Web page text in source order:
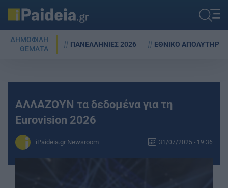
ΔΗΜΟΦΙΛΗ
ΘΕΜΑΤΑ
ΠΑΝΕΛΛΗΝΙΕΣ 2026 ΕΘΝΙΚΟ ΑΠΟΛΥΤΗΡΙΟ
ΑΛΛΑΖΟΥΝ τα δεδομένα για τη
Eurovision 2026
iPaideia.gr Newsroom 31/07/2025 - 19:36